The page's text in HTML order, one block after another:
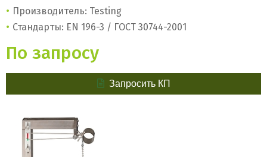
Производитель: Testing
Стандарты: EN 196-3 / ГОСТ 30744-2001
По запросу
Запросить КП